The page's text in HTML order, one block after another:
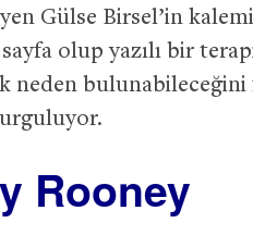
Gülse Birsel’in
sayfa olup yazılı bir
neden
Rooney